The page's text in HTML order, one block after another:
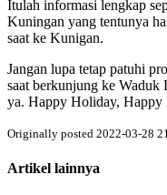
Itulah informasi lengkap
Kuningan yang tentunya
saat ke Kunigan.
Jangan lupa tetap patuhi
saat berkunjung ke
ya. Happy Holiday,
Originally posted 2022-03-28
Artikel lainnya